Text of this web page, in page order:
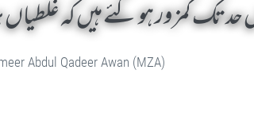
حد تک کمزور ہو گئے ہیں کہ
Abdul Qadeer Awan (MZA)